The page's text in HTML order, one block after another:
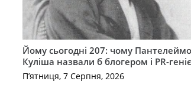
Йому сьогодні 207: чому
Куліша назвали б блогером і PR-
П’ятниця, 7 Серпня, 2026